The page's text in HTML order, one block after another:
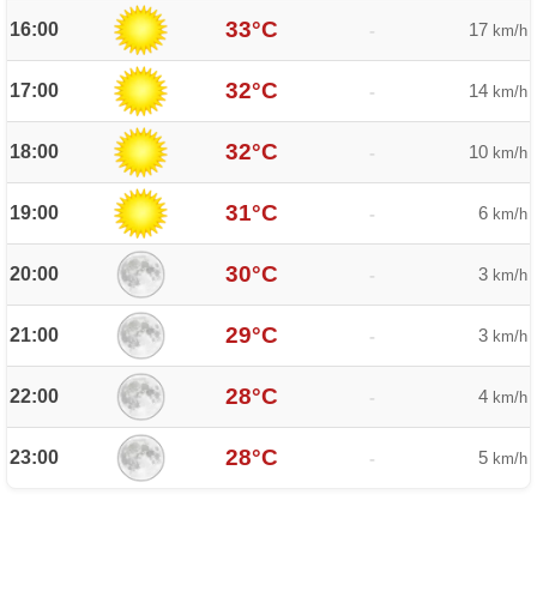
16:00 33°C - 17 km/h
17:00 32°C - 14 km/h
18:00 32°C - 10 km/h
19:00 31°C - 6 km/h
20:00 30°C - 3 km/h
21:00 29°C - 3 km/h
22:00 28°C - 4 km/h
23:00 28°C - 5 km/h